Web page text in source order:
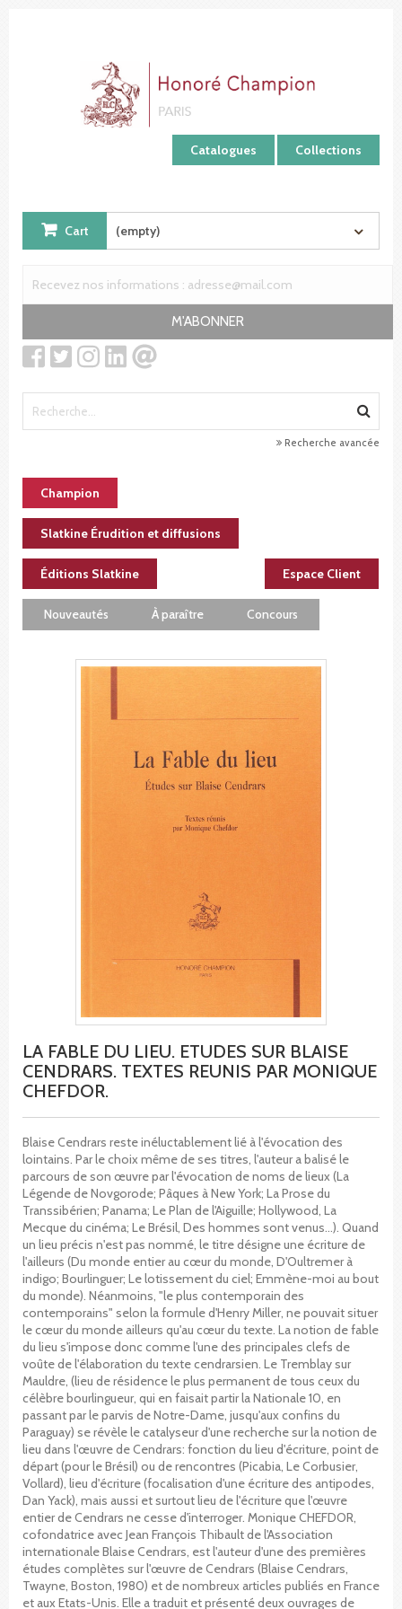
Catalogues Collections
Cart (empty)
M'ABONNER
Recherche avancée
Champion
Slatkine Érudition et diffusions
Éditions Slatkine Espace Client
Nouveautés À paraître Concours
LA FABLE DU LIEU. ETUDES SUR BLAISE
CENDRARS. TEXTES REUNIS PAR MONIQUE
CHEFDOR.
Blaise Cendrars reste inéluctablement lié à l'évocation des
lointains. Par le choix même de ses titres, l'auteur a balisé le
parcours de son œuvre par l'évocation de noms de lieux (La
Légende de Novgorode; Pâques à New York; La Prose du
Transsibérien; Panama; Le Plan de l'Aiguille; Hollywood, La
Mecque du cinéma; Le Brésil, Des hommes sont venus...). Quand
un lieu précis n'est pas nommé, le titre désigne une écriture de
l'ailleurs (Du monde entier au cœur du monde, D'Oultremer à
indigo; Bourlinguer; Le lotissement du ciel; Emmène-moi au bout
du monde). Néanmoins, "le plus contemporain des
contemporains" selon la formule d'Henry Miller, ne pouvait situer
le cœur du monde ailleurs qu'au cœur du texte. La notion de fable
du lieu s'impose donc comme l'une des principales clefs de
voûte de l'élaboration du texte cendrarsien. Le Tremblay sur
Mauldre, (lieu de résidence le plus permanent de tous ceux du
célèbre bourlingueur, qui en faisait partir la Nationale 10, en
passant par le parvis de Notre-Dame, jusqu'aux confins du
Paraguay) se révèle le catalyseur d'une recherche sur la notion de
lieu dans l'œuvre de Cendrars: fonction du lieu d'écriture, point de
départ (pour le Brésil) ou de rencontres (Picabia, Le Corbusier,
Vollard), lieu d'écriture (focalisation d'une écriture des antipodes,
Dan Yack), mais aussi et surtout lieu de l'écriture que l'œuvre
entier de Cendrars ne cesse d'interroger. Monique CHEFDOR,
cofondatrice avec Jean François Thibault de l'Association
internationale Blaise Cendrars, est l'auteur d'une des premières
études complètes sur l'œuvre de Cendrars (Blaise Cendrars,
Twayne, Boston, 1980) et de nombreux articles publiés en France
et aux Etats-Unis. Elle a traduit et présenté deux ouvrages de